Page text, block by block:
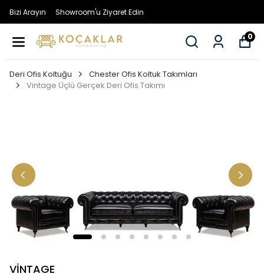
Bizi Arayın Showroom'u Ziyaret Edin
0
Deri Ofis Koltuğu
Chester Ofis Koltuk Takımları
Vintage Üçlü Gerçek Deri Ofis Takımı
VİNTAGE